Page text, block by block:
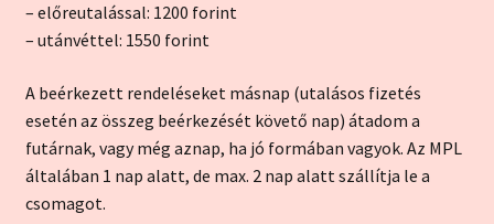
– előreutalással: 1200 forint
– utánvéttel: 1550 forint
A beérkezett rendeléseket másnap (utalásos fizetés
esetén az összeg beérkezését követő nap) átadom a
futárnak, vagy még aznap, ha jó formában vagyok. Az MPL
általában 1 nap alatt, de max. 2 nap alatt szállítja le a
csomagot.